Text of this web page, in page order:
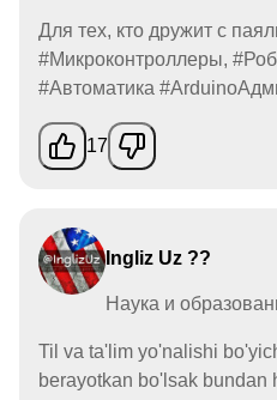
Для тех, кто дружит с
#Микроконтроллеры,
#Автоматика
17
Ingliz Uz ??
Наука и
Til va ta'lim yo'nalishi
berayotkan bo'lsak bundan